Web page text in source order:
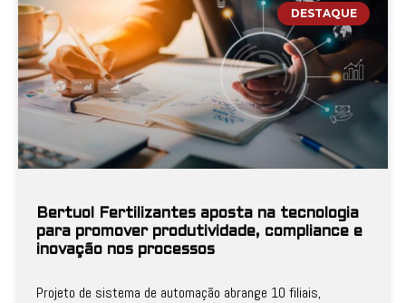
DESTAQUE
Bertuol Fertilizantes aposta na tecnologia
para promover produtividade, compliance e
inovação nos processos
Projeto de sistema de automação abrange 10 filiais,